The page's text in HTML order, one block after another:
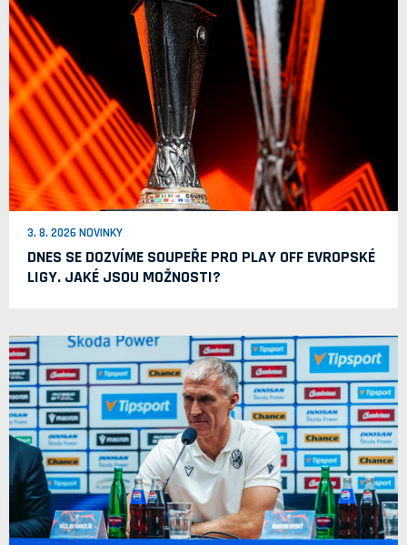
3. 8. 2026 NOVINKY
DNES SE DOZVÍME SOUPEŘE PRO PLAY OFF EVROPSKÉ
LIGY. JAKÉ JSOU MOŽNOSTI?